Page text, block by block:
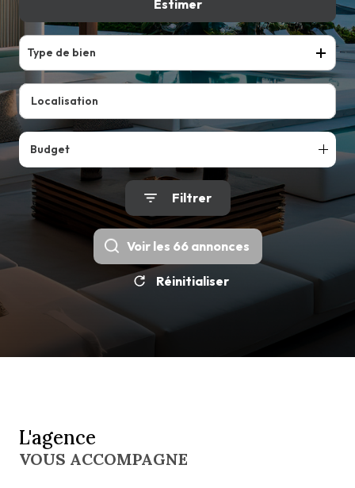
LOUERDu neuf
Estimer
Type de bien
Budget
Filtrer
Voir les 66annonces
Réinitialiser
L'agence
VOUS ACCOMPAGNE